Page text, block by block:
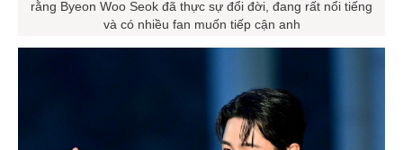
rằng Byeon Woo Seok đã thực sự đổi đời, đang rất nổi tiếng
và có nhiều fan muốn tiếp cận anh